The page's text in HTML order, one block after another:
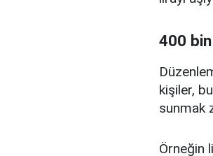
400
kişiler,
sunmak
Örneğin